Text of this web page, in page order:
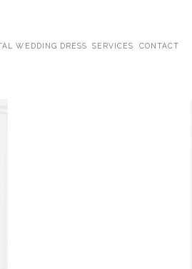
WEDDING DRESS SERVICES CONTACT